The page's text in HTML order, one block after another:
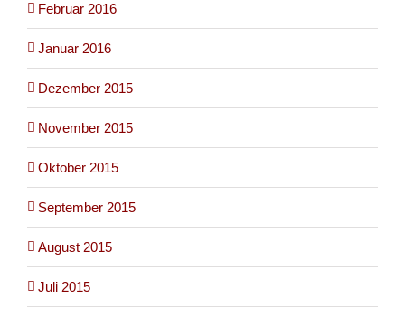
Februar 2016
Januar 2016
Dezember 2015
November 2015
Oktober 2015
September 2015
August 2015
Juli 2015